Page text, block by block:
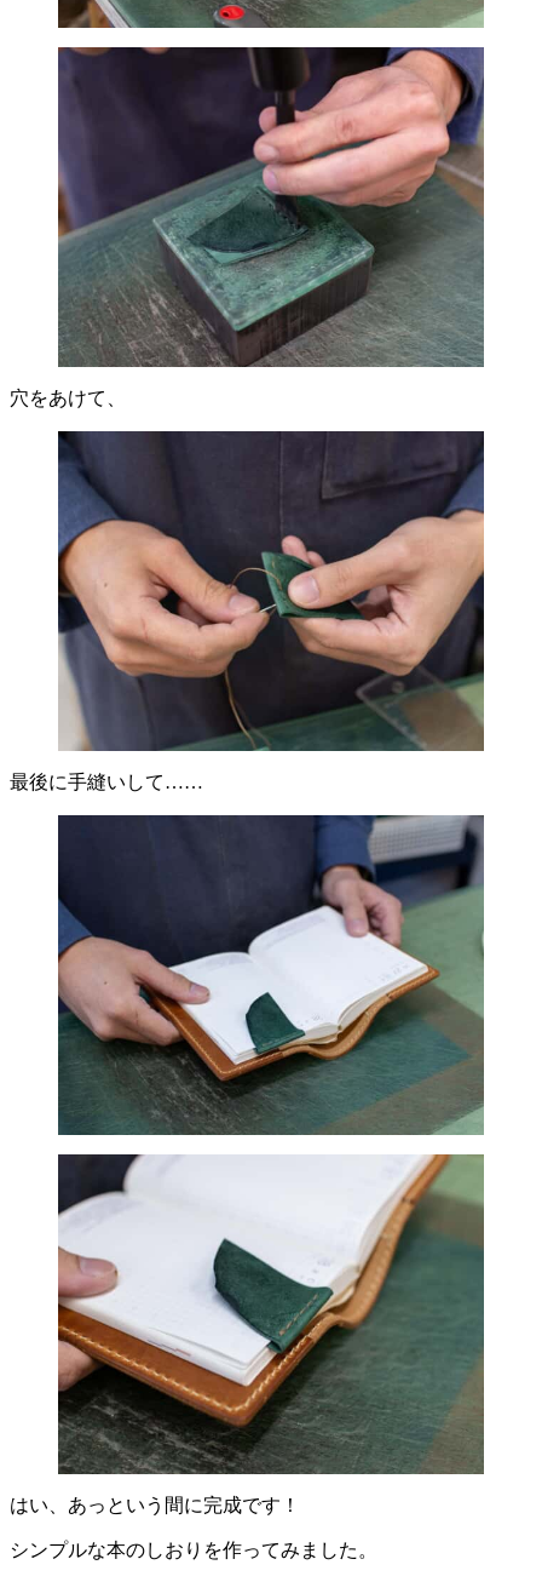
穴をあけて、
最後に手縫いして……
はい、あっという間に完成です！
シンプルな本のしおりを作ってみました。